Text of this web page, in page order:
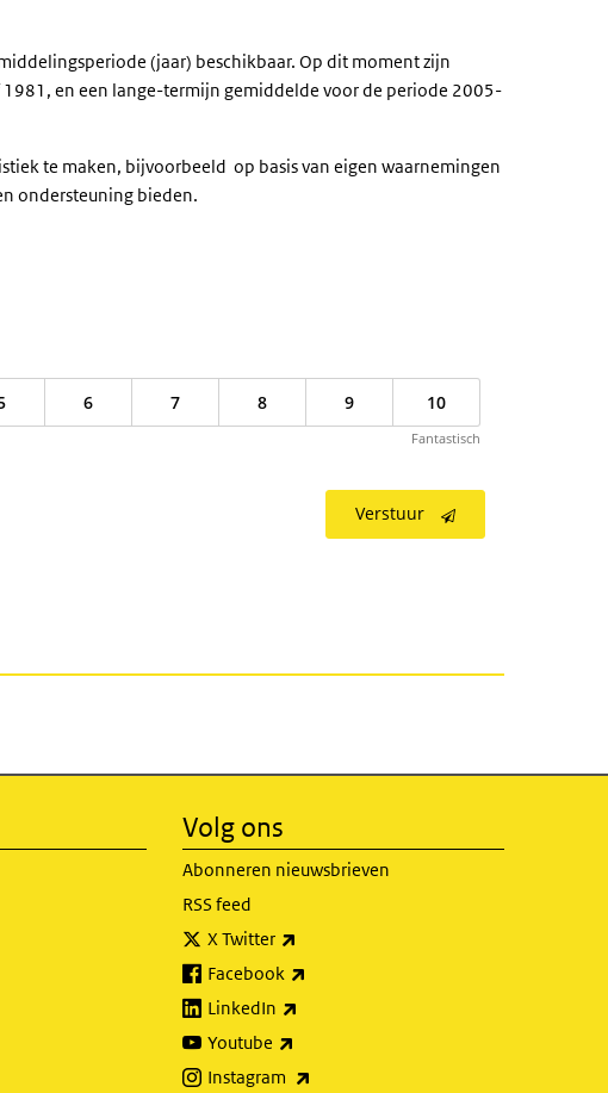
(jaar) beschikbaar. Op dit moment zijn
en een lange-termijn gemiddelde voor de periode 2005-
te maken, bijvoorbeeld op basis van eigen waarnemingen
ondersteuning bieden.
6 7 8 9 10
Fantastisch
Verstuur
Volg ons
Abonneren nieuwsbrieven
RSS feed
X Twitter
Facebook
LinkedIn
Youtube
Instagram